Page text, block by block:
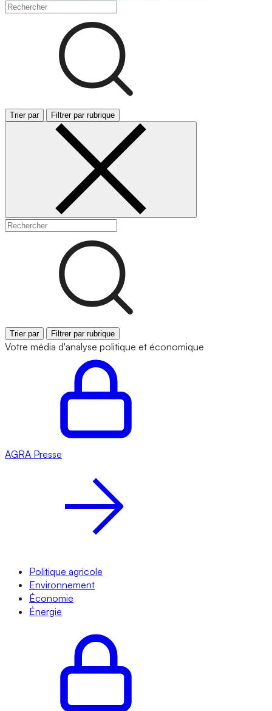
Trier par Filtrer par rubrique
Trier par Filtrer par rubrique
Votre média d'analyse politique et économique
AGRA Presse
Politique agricole
Environnement
Économie
Énergie